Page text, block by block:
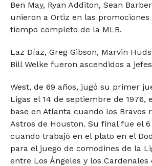
Ben May, Ryan Additon, Sean
unieron a Ortiz en las promociones
tiempo completo de la MLB.
Laz Díaz, Greg Gibson, Marvin
Bill Welke fueron ascendidos a
West, de 69 años, jugó su primer
Ligas el 14 de septiembre de 1976,
base en Atlanta cuando los Bravos
Astros de Houston. Su final fue el
cuando trabajó en el plato en el
para el juego de comodines de la
entre Los Ángeles y los Cardenales